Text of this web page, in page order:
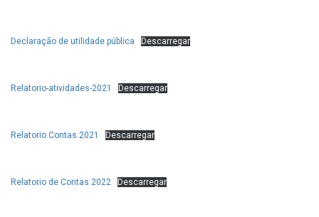
Declaração de utilidade pública Descarregar
Relatorio-atividades-2021 Descarregar
Relatorio.Contas.2021 Descarregar
Relatorio de Contas 2022 Descarregar